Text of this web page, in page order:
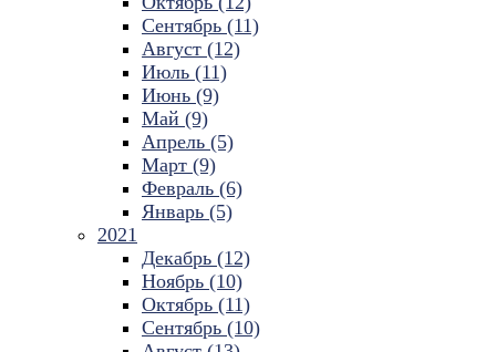
Сентябрь (11)
Август (12)
Июль (11)
Июнь (9)
Май (9)
Апрель (5)
Март (9)
Февраль (6)
Январь (5)
2021
Декабрь (12)
Ноябрь (10)
Октябрь (11)
Сентябрь (10)